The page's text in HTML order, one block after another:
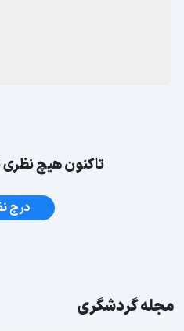
تاکنون هیچ
درج
مجله گردشگری